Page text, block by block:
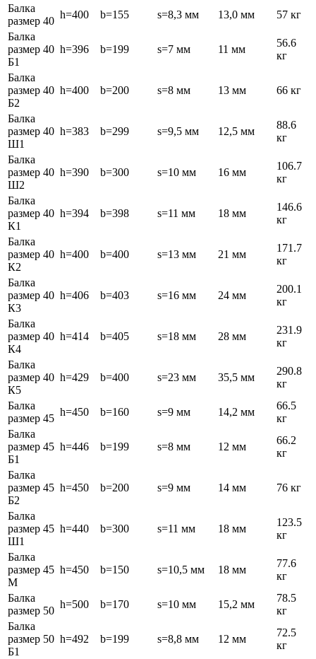
Балка
размер 40
h=400 b=155 s=8,3 мм 13,0 мм
57 кг
Балка
размер 40
Б1
h=396 b=199 s=7 мм 11 мм
56.6
кг
Балка
размер 40
Б2
h=400 b=200 s=8 мм 13 мм 66 кг
Балка
размер 40
Ш1
h=383 b=299 s=9,5 мм 12,5 мм
88.6
кг
Балка
размер 40
Ш2
h=390 b=300 s=10 мм 16 мм
106.7
кг
Балка
размер 40
К1
h=394 b=398 s=11 мм 18 мм
146.6
кг
Балка
размер 40
К2
h=400 b=400 s=13 мм 21 мм
171.7
кг
Балка
размер 40
К3
h=406 b=403 s=16 мм 24 мм
200.1
кг
Балка
размер 40
К4
h=414 b=405 s=18 мм 28 мм
231.9
кг
Балка
размер 40
К5
h=429 b=400 s=23 мм 35,5 мм
290.8
кг
Балка
размер 45
h=450 b=160 s=9 мм 14,2 мм
66.5
кг
Балка
размер 45
Б1
h=446 b=199 s=8 мм 12 мм
66.2
кг
Балка
размер 45
Б2
h=450 b=200 s=9 мм 14 мм 76 кг
Балка
размер 45
Ш1
h=440 b=300 s=11 мм 18 мм
123.5
кг
Балка
размер 45
М
h=450 b=150 s=10,5 мм 18 мм
77.6
кг
Балка
размер 50
h=500 b=170 s=10 мм 15,2 мм
78.5
кг
Балка
размер 50
Б1
h=492 b=199 s=8,8 мм 12 мм
72.5
кг